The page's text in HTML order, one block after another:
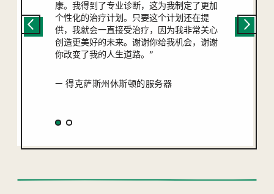
康。我得到了专业诊断，这为我制定了更加
个性化的治疗计划。只要这个计划还在提
供，我就会一直接受治疗，因为我非常关心
创造更美好的未来。谢谢你给我机会，谢谢
你改变了我的人生道路。”
— 得克萨斯州休斯顿的服务器